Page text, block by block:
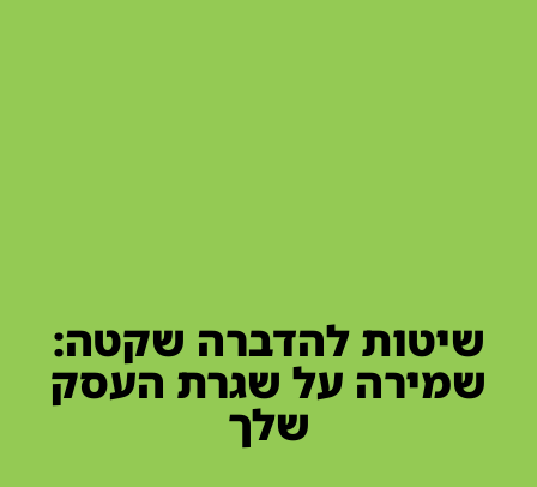
שיטות להדברה שקטה:
שמירה על שגרת העסק
שלך